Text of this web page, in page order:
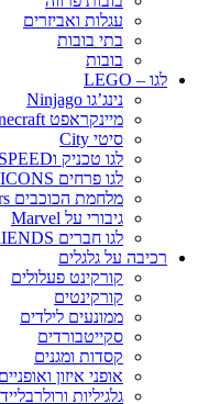
עגלות ואביזרים
בתי בובות
בובות
לגו – LEGO
נינג’גו Ninjago
מיינקראפט Minecraft
סיטי City
לגו טכניק וSPEED
לגו פרחים ICONS
מלחמת הכוכבים Starwars
גיבורי על Marvel
לגו חברים FRIENDS
רכיבה על גלגלים
קורקינט פעלולים
קורקינטים
ממונעים לילדים
סקייטבורדים
קסדות ומגנים
אופני איזון ואופניים
גלגיליות ורולרבליידס